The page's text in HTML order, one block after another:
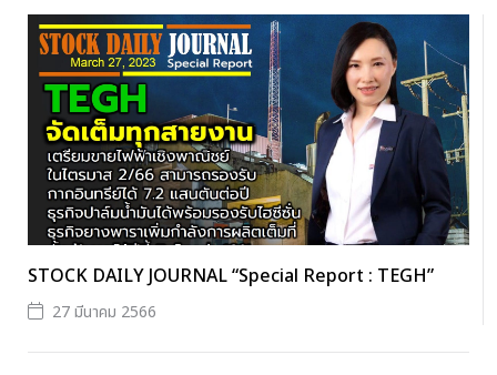
STOCK DAILY JOURNAL “Special Report : TEGH”
27 มีนาคม 2566